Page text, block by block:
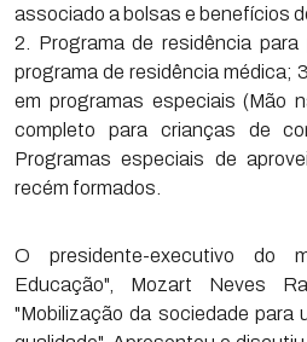
associado a bolsas e benefícios
2. Programa de residência
programa de residência médica;
em programas especiais (Mão
completo para crianças de
Programas especiais de
recém formados.
O presidente-executivo do
Educação", Mozart Neves
"Mobilização da sociedade para